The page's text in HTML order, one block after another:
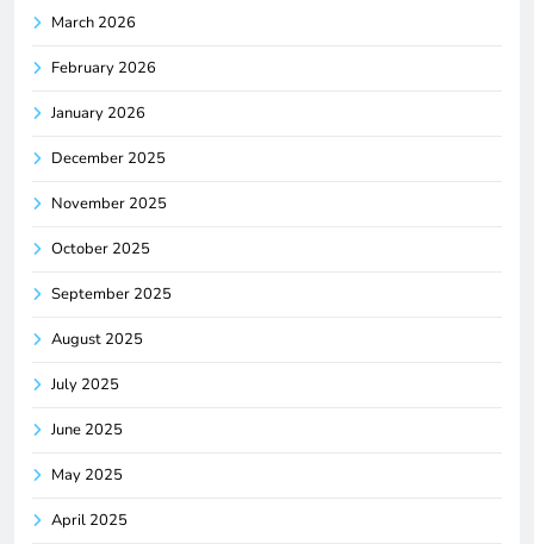
March 2026
February 2026
January 2026
December 2025
November 2025
October 2025
September 2025
August 2025
July 2025
June 2025
May 2025
April 2025